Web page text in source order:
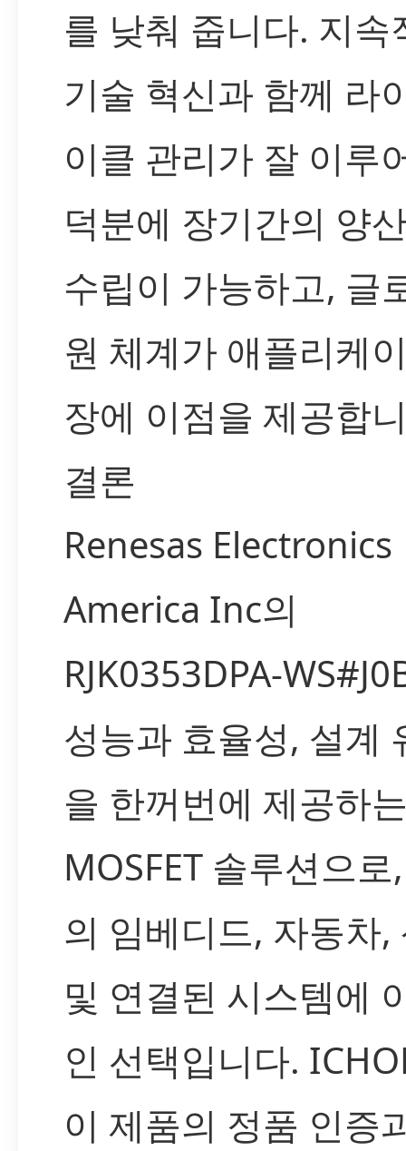
를 낮춰 줍니다. 지속
기술 혁신과 함께 라
이클 관리가 잘 이루
덕분에 장기간의 양
수립이 가능하고, 글
원 체계가 애플리케
장에 이점을 제공합
결론
Renesas Electronics
America Inc의
RJK0353DPA-
성능과 효율성, 설계
을 한꺼번에 제공하
MOSFET 솔루션으
의 임베디드, 자동차,
및 연결된 시스템에
인 선택입니다.
이 제품의 정품 인증